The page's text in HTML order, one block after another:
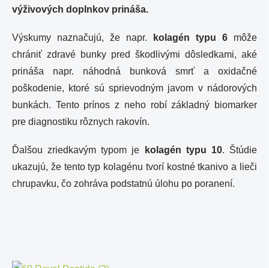
výživových doplnkov prináša.
Výskumy naznačujú, že napr. kolagén typu 6 môže
chrániť zdravé bunky pred škodlivými dôsledkami, aké
prináša napr. náhodná bunková smrť a oxidačné
poškodenie, ktoré sú sprievodným javom v nádorových
bunkách. Tento prínos z neho robí základný biomarker
pre diagnostiku rôznych rakovín.
Ďalšou zriedkavým typom je kolagén typu 10. Štúdie
ukazujú, že tento typ kolagénu tvorí kostné tkanivo a lieči
chrupavku, čo zohráva podstatnú úlohu po poranení.